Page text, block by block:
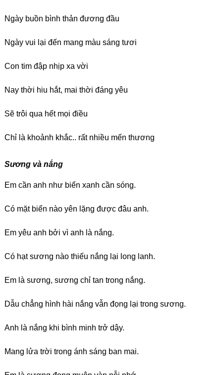
Ngày buồn bình thản đương đầu
Ngày vui lại đến mang màu sáng tươi
Con tim đập nhịp xa vời
Nay thời hiu hắt, mai thời đáng yêu
Sẽ trôi qua hết mọi điều
Chỉ là khoảnh khắc.. rất nhiều mến thương
Sương và nắng
Em cần anh như biển xanh cần sóng.
Có mặt biển nào yên lặng được đâu anh.
Em yêu anh bởi vì anh là nắng.
Có hạt sương nào thiếu nắng lại long lanh.
Em là sương, sương chỉ tan trong nắng.
Dẫu chẳng hình hài nắng vẫn đọng lại trong sương.
Anh là nắng khi bình minh trở dậy.
Mang lửa trời trong ánh sáng ban mai.